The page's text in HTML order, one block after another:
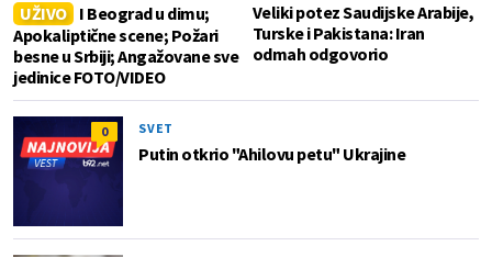
UŽIVO
I Beograd u dimu;
Apokaliptične scene; Požari
besne u Srbiji; Angažovane sve
jedinice FOTO/VIDEO
Veliki potez Saudijske Arabije,
Turske i Pakistana: Iran
odmah odgovorio
0 SVET
Putin otkrio "Ahilovu petu" Ukrajine